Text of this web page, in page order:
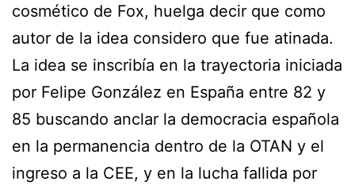
cosmético de Fox, huelga decir que como
autor de la idea considero que fue atinada.
La idea se inscribía en la trayectoria iniciada
por Felipe González en España entre 82 y
85 buscando anclar la democracia española
en la permanencia dentro de la OTAN y el
ingreso a la CEE, y en la lucha fallida por